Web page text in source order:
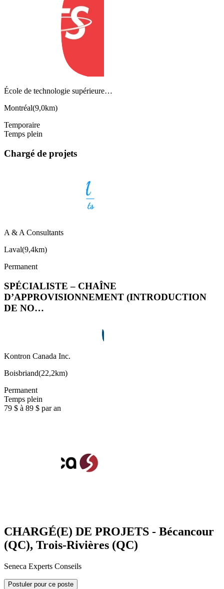
École de technologie supérieure…
Montréal(9,0km)
Temporaire
Temps plein
Chargé de projets
A & A Consultants
Laval(9,4km)
Permanent
SPÉCIALISTE – CHAÎNE
D’APPROVISIONNEMENT (INTRODUCTION
DE NO…
Kontron Canada Inc.
Boisbriand(22,2km)
Permanent
Temps plein
79 $ à 89 $ par an
CHARGÉ(E) DE PROJETS - Bécancour
(QC), Trois-Rivières (QC)
Seneca Experts Conseils
Postuler pour ce poste